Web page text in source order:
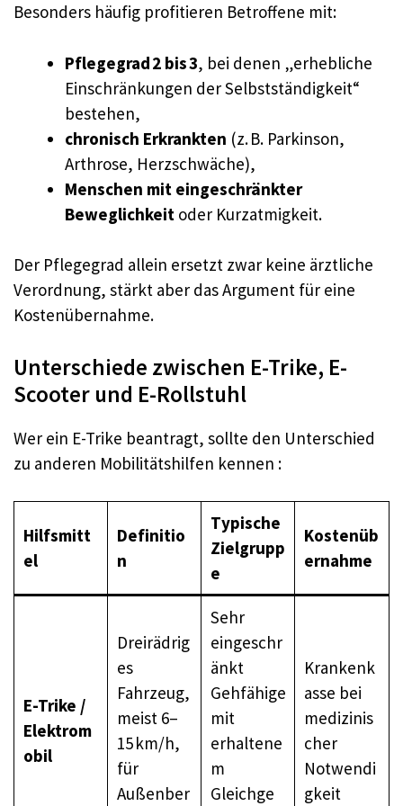
Besonders häufig profitieren Betroffene mit:
Pflegegrad 2 bis 3, bei denen „erhebliche
Einschränkungen der Selbstständigkeit“
bestehen,
chronisch Erkrankten (z. B. Parkinson,
Arthrose, Herzschwäche),
Menschen mit eingeschränkter
Beweglichkeit oder Kurzatmigkeit.
Der Pflegegrad allein ersetzt zwar keine ärztliche
Verordnung, stärkt aber das Argument für eine
Kostenübernahme.
Unterschiede zwischen E-Trike, E-
Scooter und E-Rollstuhl
Wer ein E-Trike beantragt, sollte den Unterschied
zu anderen Mobilitätshilfen kennen :
Hilfsmitt
el
Definitio
n
Typische
Zielgrupp
e
Kostenüb
ernahme
E-Trike /
Elektrom
obil
Dreirädrig
es
Fahrzeug,
meist 6–
15 km/h,
für
Außenber
Sehr
eingeschr
änkt
Gehfähige
mit
erhaltene
m
Gleichge
Krankenk
asse bei
medizinis
cher
Notwendi
gkeit